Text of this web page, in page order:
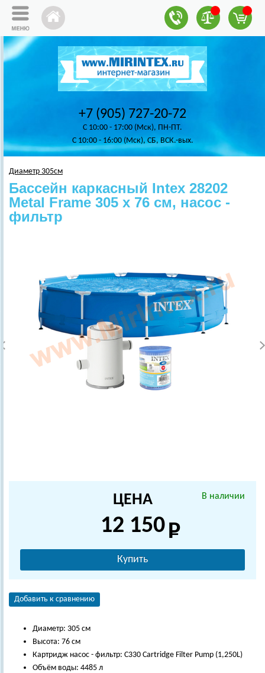
+7 (905) 727-20-72
C 10:00 - 17:00 (Мск), ПН-ПТ.
C 10:00 - 16:00 (Мск), СБ, ВСК.-вых.
Диаметр 305см
Бассейн каркасный Intex 28202
Metal Frame 305 х 76 см, насос -
фильтр
В наличии
ЦЕНА
12 150
Купить
Добавить к сравнению
Диаметр: 305 см
Высота: 76 см
Картридж насос - фильтр: C330 Cartridge Filter Pump (1,250L)
Объём воды: 4485 л